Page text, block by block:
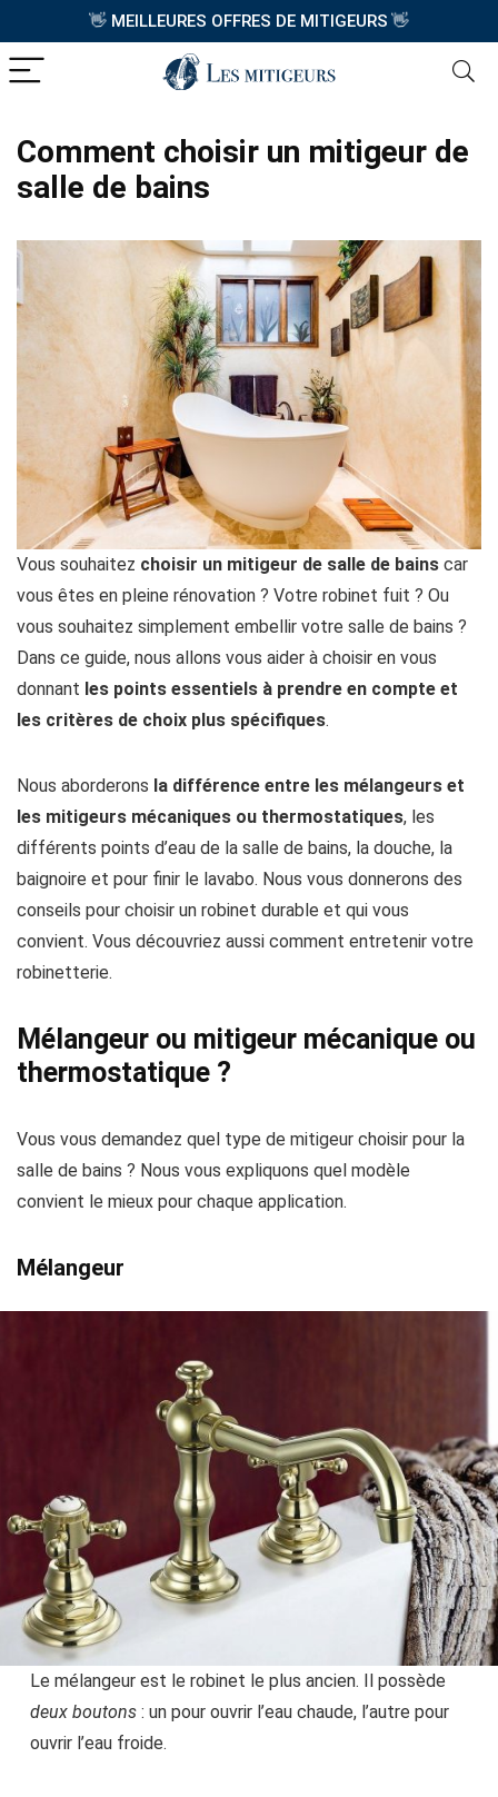
👋MEILLEURES OFFRES DE MITIGEURS👋
Comment choisir un mitigeur de
salle de bains
Vous souhaitez choisir un mitigeur de salle de bains car
vous êtes en pleine rénovation ? Votre robinet fuit ? Ou
vous souhaitez simplement embellir votre salle de bains ?
Dans ce guide, nous allons vous aider à choisir en vous
donnant les points essentiels à prendre en compte et
les critères de choix plus spécifiques.
Nous aborderons la différence entre les mélangeurs et
les mitigeurs mécaniques ou thermostatiques, les
différents points d’eau de la salle de bains, la douche, la
baignoire et pour finir le lavabo. Nous vous donnerons des
conseils pour choisir un robinet durable et qui vous
convient. Vous découvriez aussi comment entretenir votre
robinetterie.
Mélangeur ou mitigeur mécanique ou
thermostatique ?
Vous vous demandez quel type de mitigeur choisir pour la
salle de bains ? Nous vous expliquons quel modèle
convient le mieux pour chaque application.
Mélangeur
Le mélangeur est le robinet le plus ancien. Il possède
deux boutons : un pour ouvrir l’eau chaude, l’autre pour
ouvrir l’eau froide.